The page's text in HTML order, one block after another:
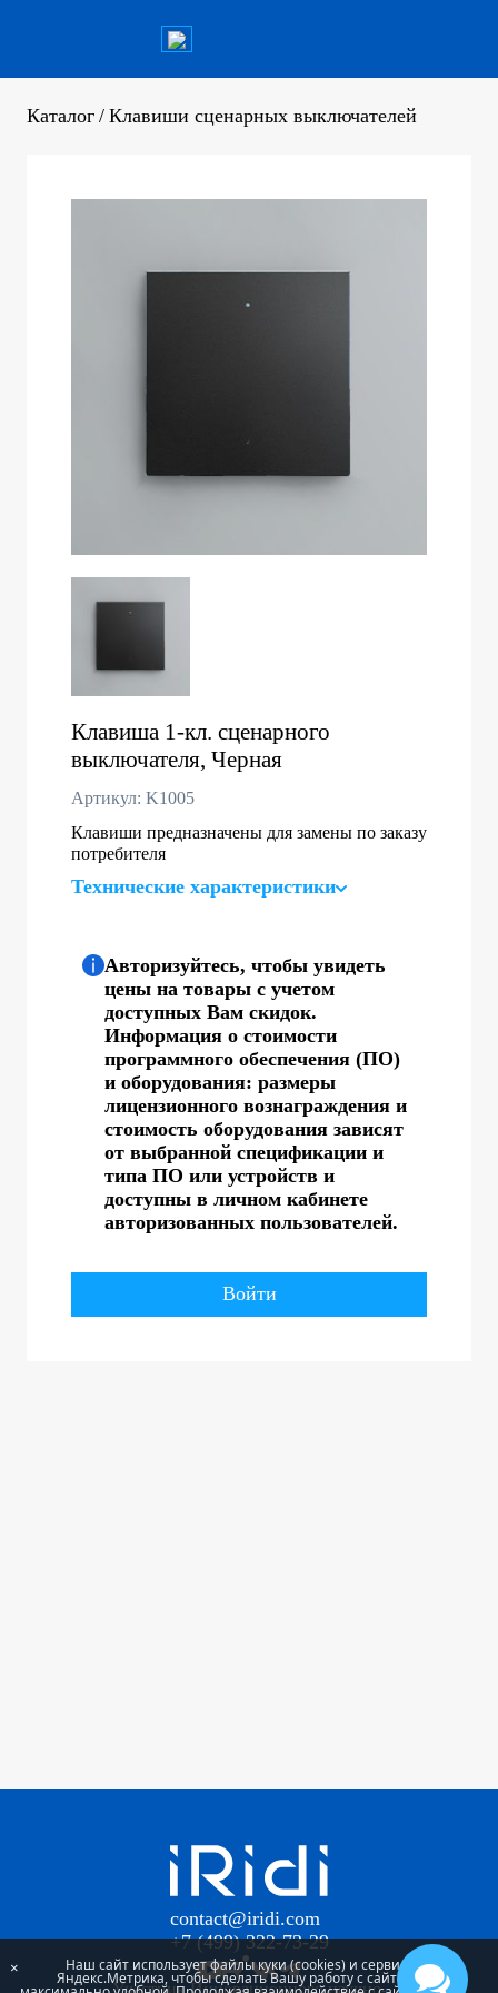
Каталог / Клавиши сценарных выключателей
Клавиша 1-кл. сценарного
выключателя, Черная
Артикул: K1005
Клавиши предназначены для замены по заказу
потребителя
Технические характеристики
Авторизуйтесь, чтобы увидеть
цены на товары с учетом
доступных Вам скидок.
Информация о стоимости
программного обеспечения (ПО)
и оборудования: размеры
лицензионного вознаграждения и
стоимость оборудования зависят
от выбранной спецификации и
типа ПО или устройств и
доступны в личном кабинете
авторизованных пользователей.
Войти
contact@iridi.com
+7 (499) 322-73-29
Участник Инновационного научно-
× Наш сайт использует файлы куки (cookies) и сервис
Яндекс.Метрика, чтобы сделать Вашу работу с сайтом